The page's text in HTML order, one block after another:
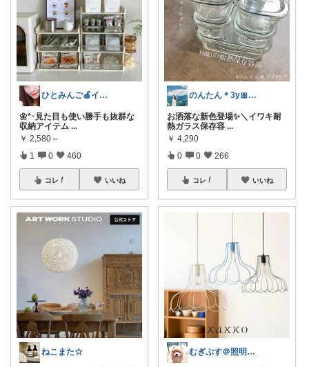
ひとみんご🍎‪インテリア雑貨
🌼*･見た目も使い勝手も抜群な
収納アイテム ...
￥ 2,580～
1 0 460
コレ いいね
ねこまた☆
のんたん＊3y🎀1y👶🏻🍼
お洒落な新色登場✨＼イワキ耐
熱ガラス保存容 ...
￥ 4,290
0 0 266
コレ いいね
むぎぷす＠照明とインテリアと北欧食器